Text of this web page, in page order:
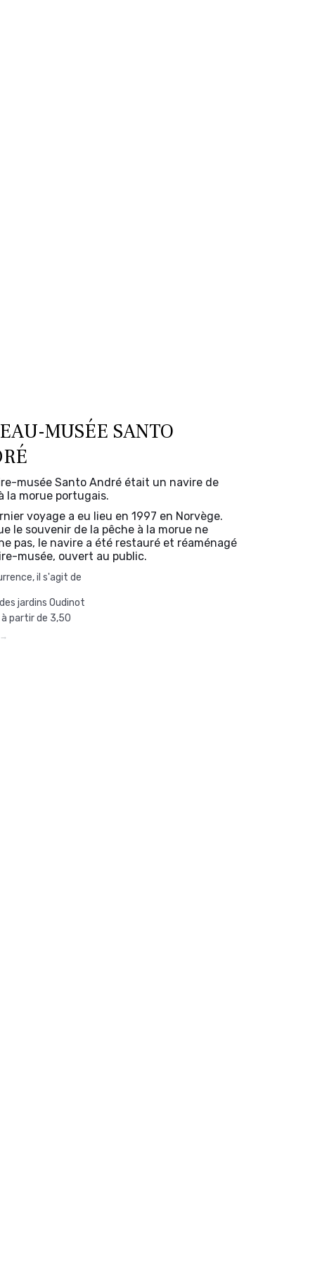
MUSÉE SANTO
musée Santo André était un navire de
la morue portugais.
voyage a eu lieu en 1997 en Norvège.
le souvenir de la pêche à la morue ne
pas, le navire a été restauré et réaménagé
musée, ouvert au public.
il s'agit de
jardins Oudinot
à partir de 3,50